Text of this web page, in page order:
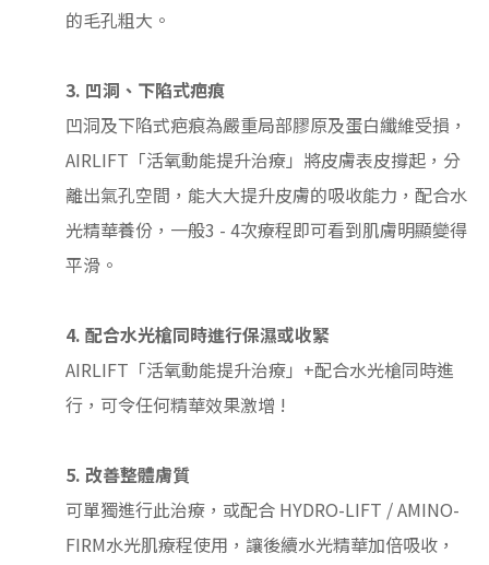
的毛孔粗大。
3. 凹洞、下陷式疤痕
凹洞及下陷式疤痕為嚴重局部膠原及蛋白纖維受損，
AIRLIFT「活氧動能提升治療」將皮膚表皮撐起，分
離出氣孔空間，能大大提升皮膚的吸收能力，配合水
光精華養份，一般3 - 4次療程即可看到肌膚明顯變得
平滑。
4. 配合水光槍同時進行保濕或收緊
AIRLIFT「活氧動能提升治療」+配合水光槍同時進
行，可令任何精華效果激增 !
5. 改善整體膚質
可單獨進行此治療，或配合 HYDRO-LIFT / AMINO-
FIRM水光肌療程使用，讓後續水光精華加倍吸收，